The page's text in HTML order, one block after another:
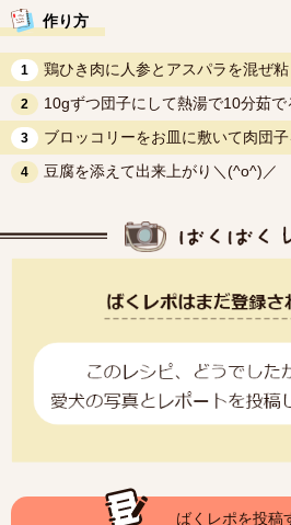
作り方
1 鶏ひき肉に人参とアスパラを混ぜ粘
2 10gずつ団子にして熱湯で10分茹で
3 ブロッコリーをお皿に敷いて肉団子
4 豆腐を添えて出来上がり＼(^o^)／
ばくレポを投稿